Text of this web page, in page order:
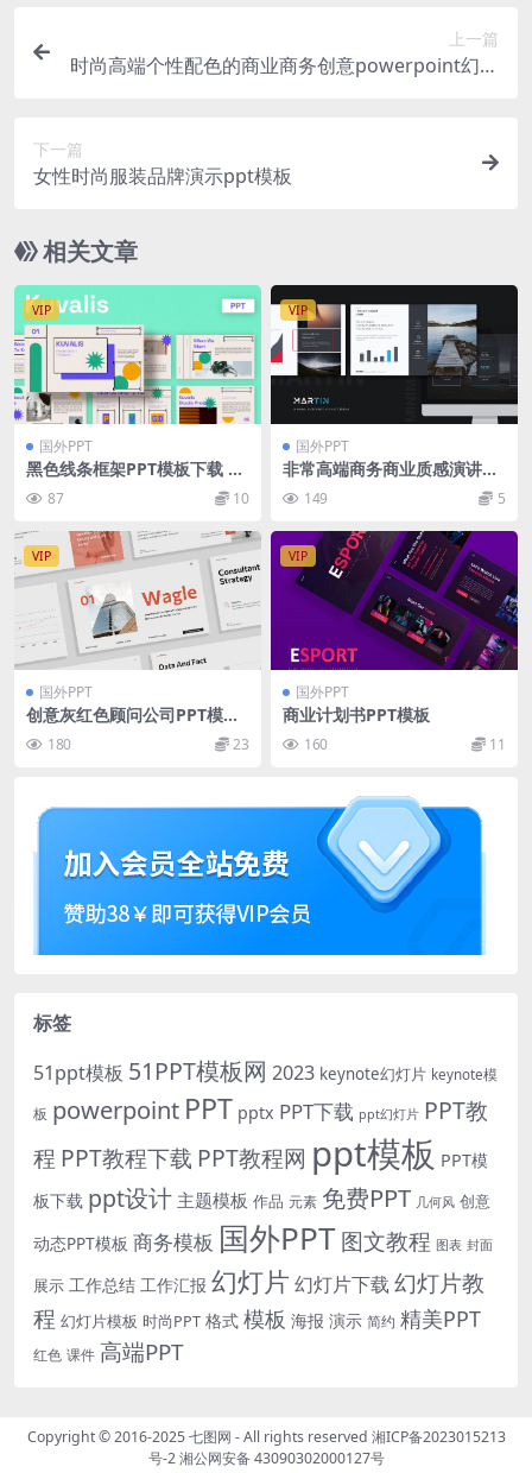
上一篇
时尚高端个性配色的商业商务创意powerpoint幻灯
下一篇
女性时尚服装品牌演示ppt模板
相关文章
VIP
国外PPT
黑色线条框架PPT模板下载 Ku
valis – Poewrpoint Templat
e 87 10
VIP
国外PPT
非常高端商务商业质感演讲提
案keynote幻灯片演示模版
（key）
149 5
VIP
国外PPT
创意灰红色顾问公司PPT模板
PPT模板
180 23
VIP
国外PPT
商业计划书PPT模板
160 11
标签
51ppt模板 51PPT模板网 2023 keynote幻灯片 keynote模
板 powerpoint PPT pptx PPT下载 ppt幻灯片 PPT教
程 PPT教程下载 PPT教程网 ppt模板 PPT模
板下载 ppt设计 主题模板 作品 元素 免费PPT 几何风 创意
动态PPT模板 商务模板 国外PPT图文教程 图表 封面
展示 工作总结 工作汇报 幻灯片 幻灯片下载 幻灯片教
程 幻灯片模板 时尚PPT 格式 模板 海报 演示 简约 精美PPT
红色 课件 高端PPT
Copyright © 2016-2025七图网 - All rights reserved 湘ICP备2023015213
号-2湘公网安备 43090302000127号